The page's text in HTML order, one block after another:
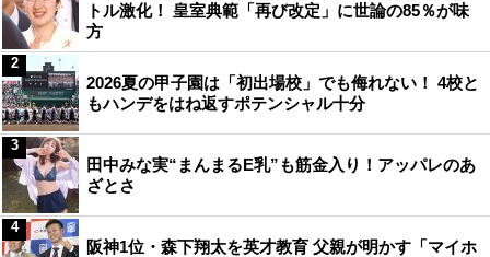
トル激化！ 皇室典範「再び改定」に世論の85％が味
方
2026夏の甲子園は「初出場校」でも侮れない！ 4校と
もハンデをはね返すポテンシャル十分
2
田中みな実“まんまるE乳”も筋金入り！アッパレのあ
ざとさ
3
阪神1位・森下翔太を英才教育 父親が明かす「マイホ
4